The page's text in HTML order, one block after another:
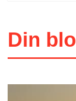
Adaugă în coș
Din